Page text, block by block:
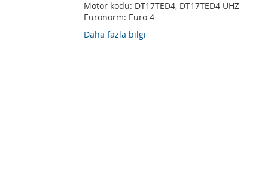
Motor kodu: DT17TED4, DT17TED4 UHZ
Euronorm: Euro 4
Daha fazla bilgi